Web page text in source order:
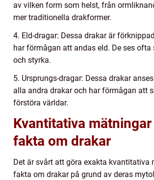
av vilken form som helst, från
mer traditionella drakformer.
4. Eld-dragar: Dessa drakar är
har förmågan att andas eld. De ses
och styrka.
5. Ursprungs-dragar: Dessa drakar
alla andra drakar och har förmågan att
förstöra världar.
Kvantitativa
fakta om drakar
Det är svårt att göra exakta kvantitativa
fakta om drakar på grund av deras